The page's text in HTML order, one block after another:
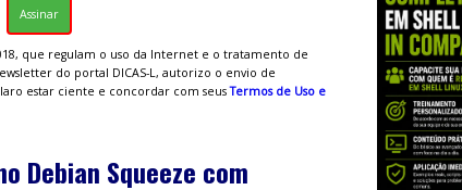
que regulam o uso da Internet e o tratamento de
do portal DICAS-L, autorizo o envio de
estar ciente e concordar com seusTermos de Uso e
Debian Squeeze com